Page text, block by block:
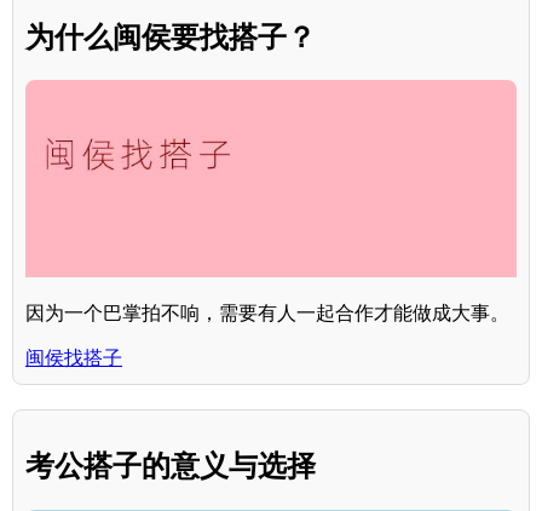
为什么闽侯要找搭子？
因为一个巴掌拍不响，需要有人一起合作才能做成大事。
闽侯找搭子
考公搭子的意义与选择